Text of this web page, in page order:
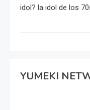
idol? la idol de los
YUMEKI